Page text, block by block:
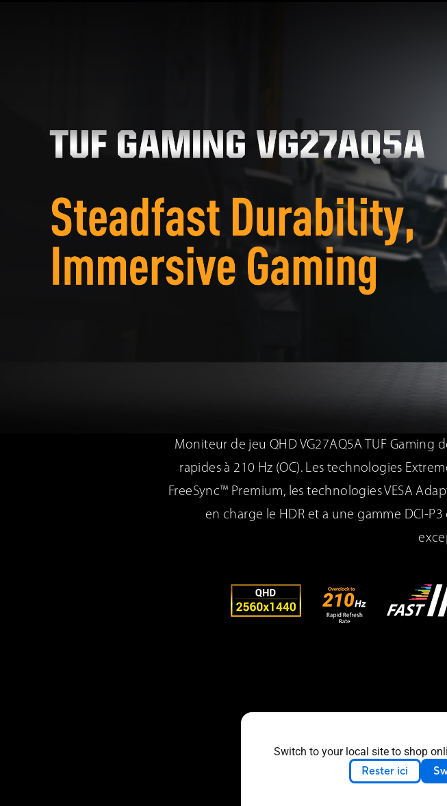
Switch to your local site to shop
Rester ici
Moniteur de jeu QHD VG27AQ5A TUF Gaming
rapides à 210 Hz (OC). Les technologies
FreeSync™ Premium, les technologies VESA
en charge le HDR et a une gamme DCI-